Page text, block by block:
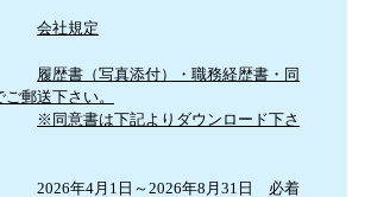
】 会社規定
】 履歴書（写真添付）・職務経歴書・同
郵送下さい。
※ 同意書は下記よりダウンロード下さ
2026年4月1日～2026年8月31日 必着